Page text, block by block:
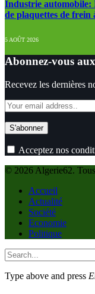
Industrie automobile:
de plaquettes de frein
5 AOÛT 2026
Abonnez-vous
Recevez les dernières
Acceptez nos
© 2026 Algerie62.
Accueil
Actualité
Société
Economie
Politique
Type above and press